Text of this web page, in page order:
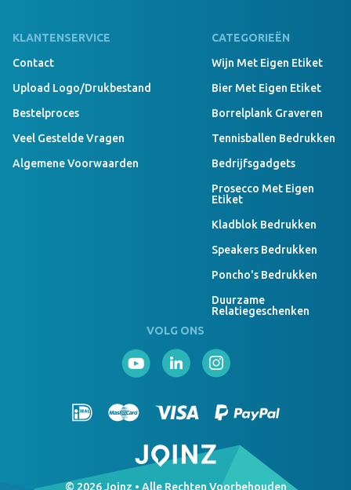
KLANTENSERVICE
Contact
Upload Logo/drukbestand
Bestelproces
Veel Gestelde Vragen
Algemene Voorwaarden
CATEGORIEËN
Wijn Met Eigen Etiket
Bier Met Eigen Etiket
Borrelplank Graveren
Tennisballen Bedrukken
Bedrijfsgadgets
Prosecco Met Eigen
Etiket
Kladblok Bedrukken
Speakers Bedrukken
Poncho's Bedrukken
Duurzame
Relatiegeschenken
VOLG ONS
© 2026 Joinz • Alle Rechten Voorbehouden